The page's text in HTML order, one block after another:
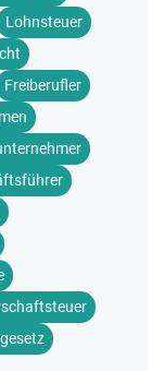
Lohnsteuer
Freiberufler